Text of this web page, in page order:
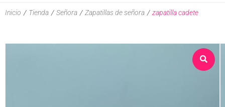
Inicio
Inicio / Tienda / Señora / Zapatillas de señora / zapatilla cadete